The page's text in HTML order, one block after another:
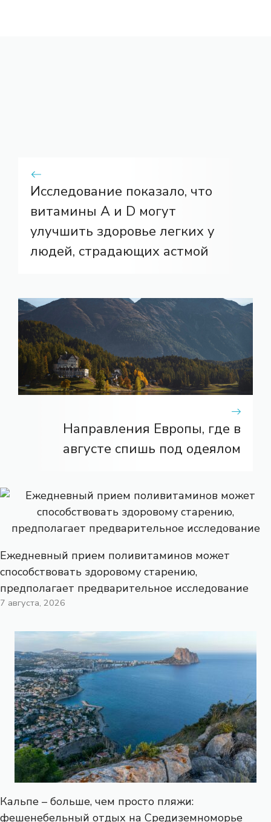
Исследование показало, что
витамины A и D могут
улучшить здоровье легких у
людей, страдающих астмой
Направления Европы, где в
августе спишь под одеялом
Ежедневный прием поливитаминов может
способствовать здоровому старению,
предполагает предварительное исследование
7 августа, 2026
Кальпе – больше, чем просто пляжи:
фешенебельный отдых на Средиземноморье